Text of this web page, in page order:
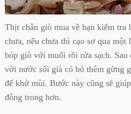
Thịt chân giò mua về bạn kiểm tra
chưa, nếu chưa thì cạo sơ qua một
bóp giò với muối rồi rửa sạch. Sau
với nước sôi già có bỏ thêm gừng
để khử mùi. Bước này cũng sẽ
đông trong hơn.